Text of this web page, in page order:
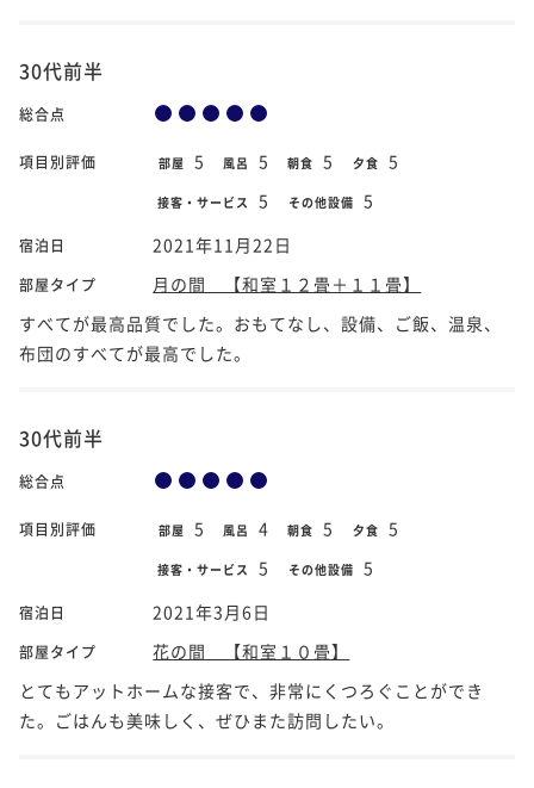
30代前半
総合点
項目別評価 部屋 5 風呂 5 朝食 5 夕食 5
接客・サービス 5 その他設備 5
宿泊日 2021年11月22日
部屋タイプ
月の間 【和室１２畳＋１１畳】
すべてが最高品質でした。おもてなし、設備、ご飯、温泉、
布団のすべてが最高でした。
30代前半
総合点
項目別評価 部屋 5 風呂 4 朝食 5 夕食 5
接客・サービス 5 その他設備 5
宿泊日 2021年3月6日
部屋タイプ
花の間 【和室１０畳】
とてもアットホームな接客で、非常にくつろぐことができ
た。ごはんも美味しく、ぜひまた訪問したい。